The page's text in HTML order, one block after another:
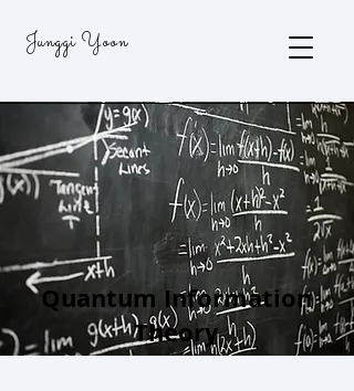
Junggi Yoon
Quantum Information
Theory